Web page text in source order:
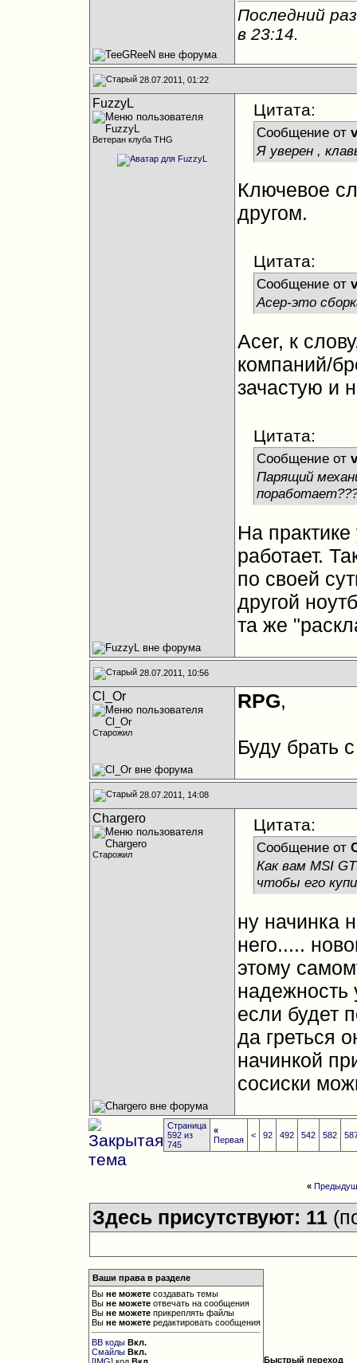
Последний
в 23:14.
28.07.2011, 01:22
FuzzyL
Ветеран клуба THG
Цитата:
Сообщение от
Я уверен ,
Ключевое
другом.
Цитата:
Сообщение от
Асер-это
Acer, к
компаний/
зачастую и
Цитата:
Сообщение от
Парящий
На
работает.
по своей
другой
та же
28.07.2011, 10:56
Cl_Or
Старожил
RPG,
Буду брать
28.07.2011, 14:08
Chargero
Старожил
Цитата:
Сообщение от
Как вам MSI
чтобы его
ну начинка
него.....
этому
надежность
если будет
да греться
начинкой
сосиски
Страница
592 из
745
«
Первая
< 92 492 542 582
«
Здесь присутствуют: 11
Ваши права в разделе
Выне можете создавать темы
Выне можете отвечать на сообщения
Выне можете прикреплять файлы
Выне можете редактировать сообщения
BB коды Вкл.
Смайлы Вкл.
Быстрый переход